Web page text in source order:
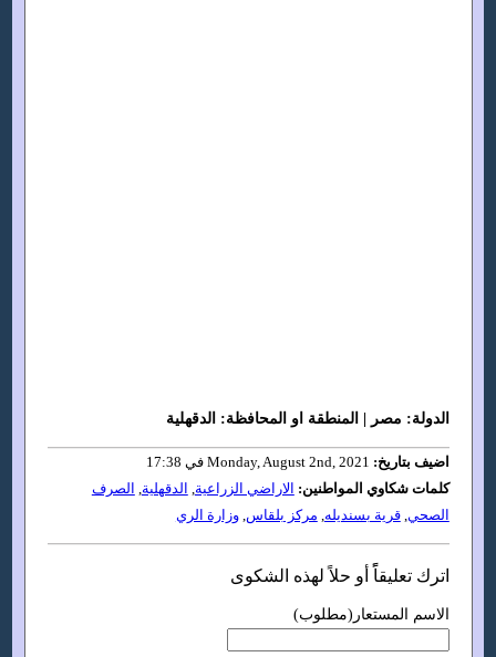
الدولة: مصر | المنطقة او المحافظة: الدقهلية
اضيف بتاريخ:
كلمات شكاوي المواطنين: الاراضي الزراعية, الدقهلية, الصرف
الصحي,قرية بسنديله, مركز بلقاس,وزارة الري
اترك تعليقاًً أو حلاً لهذه الشكوى
الاسم المستعار(مطلوب)